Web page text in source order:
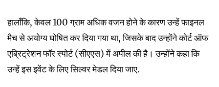
हालाँकि, केवल 100 ग्राम अधिक वजन होने के कारण उन्हें फाइनल
मैच से अयोग्य घोषित कर दिया गया था, जिसके बाद उन्होंने कोर्ट ऑफ
एब्रिट्रेशन फॉर स्पोर्ट (सीएएस) में अपील की है। उन्होंने कहा कि
उन्हें इस इवेंट के लिए सिल्वर मेडल दिया जाए.